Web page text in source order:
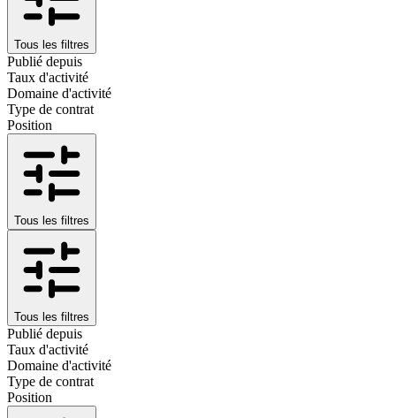
Tous les filtres
Publié depuis
Taux d'activité
Domaine d'activité
Type de contrat
Position
Tous les filtres
Tous les filtres
Publié depuis
Taux d'activité
Domaine d'activité
Type de contrat
Position